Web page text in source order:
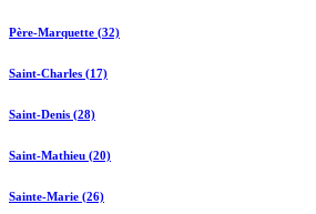
Père-Marquette (32)
Saint-Charles (17)
Saint-Denis (28)
Saint-Mathieu (20)
Sainte-Marie (26)